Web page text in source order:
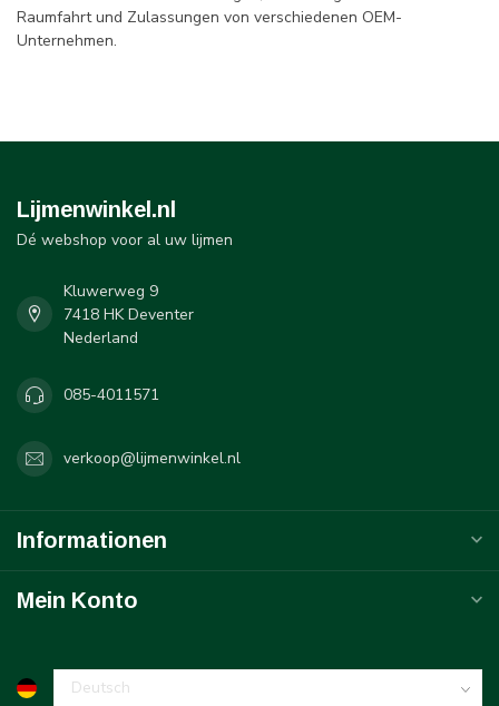
Raumfahrt und Zulassungen von verschiedenen OEM-
Unternehmen.
Lijmenwinkel.nl
Dé webshop voor al uw lijmen
Kluwerweg 9
7418 HK Deventer
Nederland
085-4011571
verkoop@lijmenwinkel.nl
Informationen
Mein Konto